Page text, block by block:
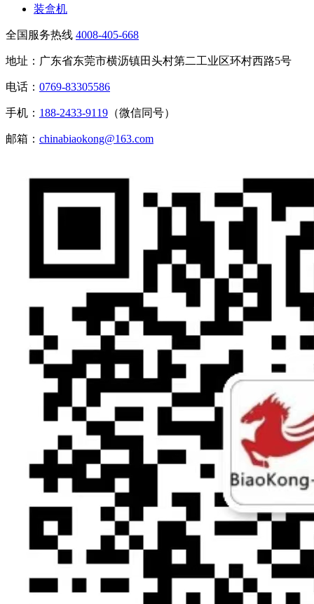
装盒机
全国服务热线 4008-405-668
地址：广东省东莞市横沥镇田头村第二工业区环村西路5号
电话： 0769-83305586
手机： 188-2433-9119 （微信同号）
邮箱： chinabiaokong@163.com